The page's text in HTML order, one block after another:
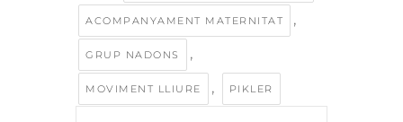
ACOMPANYAMENT MATERNITAT ,
GRUP NADONS ,
MOVIMENT LLIURE , PIKLER